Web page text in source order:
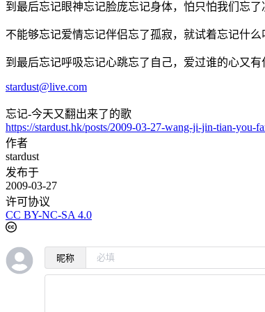
到最后忘记眼神忘记脸庞忘记身体，怕只怕我们忘
不能够忘记爱情忘记伴侣忘了孤寂，就试着忘记什么
到最后忘记呼吸忘记心跳忘了自己，爱过谁的心又
stardust@live.com
忘记-今天又翻出来了的歌
https://stardust.hk/posts/2009-03-27-wang-ji-jin-tian-you-
作者
stardust
发布于
2009-03-27
许可协议
CC BY-NC-SA 4.0
昵称